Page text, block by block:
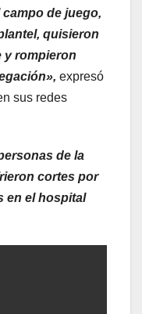
de juego,
quisieron
y rompieron
expresó
sus redes
de la
cortes por
en el hospital